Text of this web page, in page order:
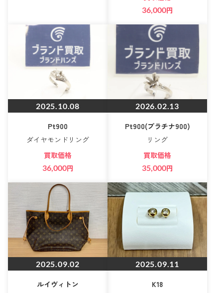
36,000円
2025.10.08
Pt900
ダイヤモンドリング
買取価格
36,000円
2026.02.13
Pt900(プラチナ900)
リング
買取価格
35,000円
2025.09.02
ルイヴィトン
2025.09.11
K18